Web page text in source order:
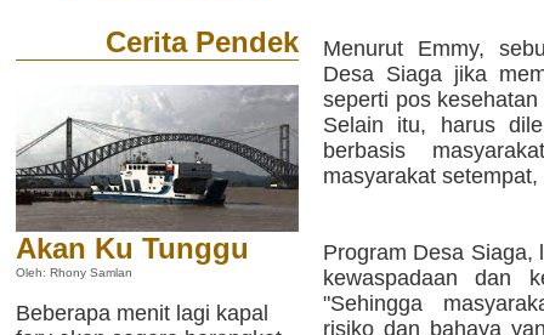
Cerita Pendek
Akan Ku Tunggu
Oleh: Rhony Samlan
Beberapa menit lagi kapal
Menurut Emmy,
Desa Siaga jika
seperti pos
Selain itu, harus
berbasis
masyarakat
Program Desa Siaga,
kewaspadaan dan
"Sehingga
risiko dan bahaya